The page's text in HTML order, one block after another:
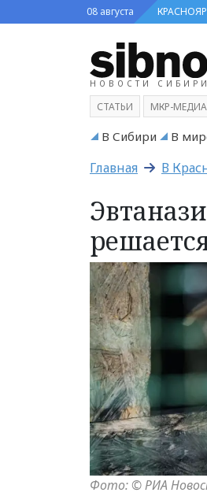
08 августа
НОВОСТИ
СТАТЬИ МКР-МЕДИА
В Сибири В
Главная В
Фото: © РИА